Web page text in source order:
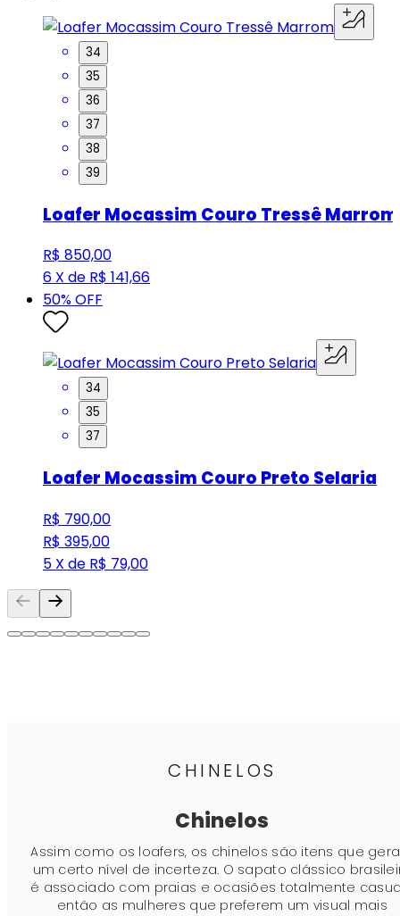
34
35
36
37
38
39
Loafer Mocassim Couro Tressê Marrom
R$ 850,00
6 X de R$ 141,66
50% OFF
34
35
37
Loafer Mocassim Couro Preto Selaria
R$ 790,00
R$ 395,00
5 X de R$ 79,00
CHINELOS
Chinelos
Assim como os loafers, os chinelos são itens que
um certo nível de incerteza. O sapato clássico
é associado com praias e ocasiões totalmente
então as mulheres que preferem um visual mais